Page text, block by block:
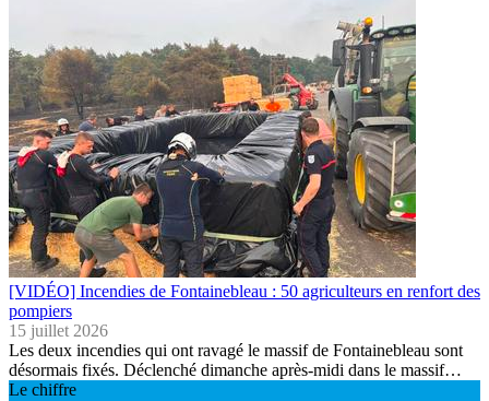
[VIDÉO] Incendies de Fontainebleau : 50 agriculteurs en renfort des
pompiers
15 juillet 2026
Les deux incendies qui ont ravagé le massif de Fontainebleau sont
désormais fixés. Déclenché dimanche après-midi dans le massif…
Le chiffre